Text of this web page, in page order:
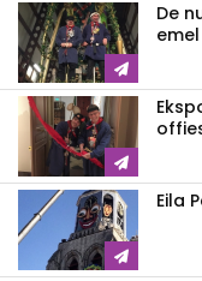
De
Eila